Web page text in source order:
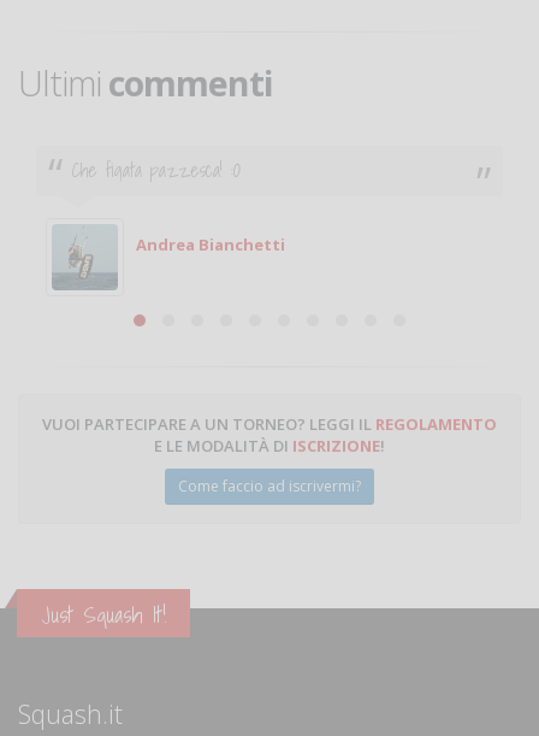
Ultimi commenti
Che figata pazzesca! :O
Andrea Bianchetti
VUOI PARTECIPARE A UN TORNEO? LEGGI IL REGOLAMENTO
E LE MODALITÀ DI ISCRIZIONE!
Come faccio ad iscrivermi?
Just Squash It!
Squash.it